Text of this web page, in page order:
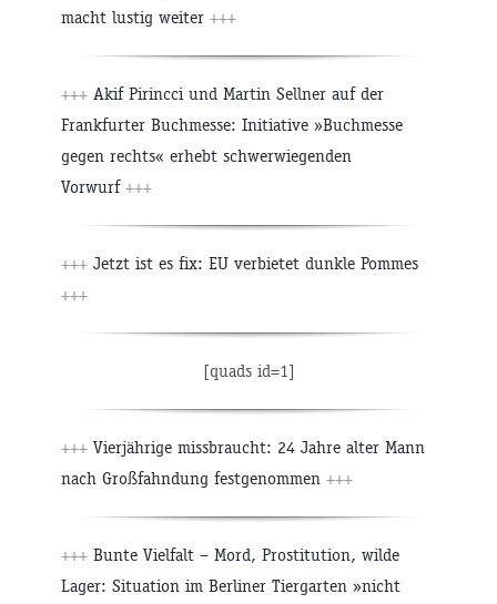
macht lustig weiter +++
+++ Akif Pirincci und Martin Sellner auf der
Frankfurter Buchmesse: Initiative »Buchmesse
gegen rechts« erhebt schwerwiegenden
Vorwurf +++
+++ Jetzt ist es fix: EU verbietet dunkle Pommes
+++
[quads id=1]
+++ Vierjährige missbraucht: 24 Jahre alter Mann
nach Großfahndung festgenommen +++
+++ Bunte Vielfalt – Mord, Prostitution, wilde
Lager: Situation im Berliner Tiergarten »nicht